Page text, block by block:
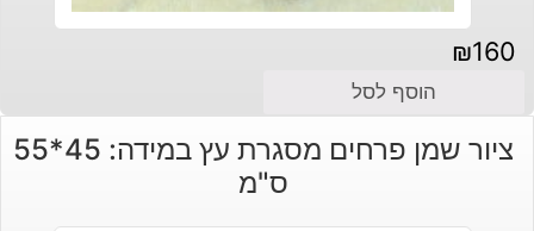
₪160
הוסף לסל
ציור שמן פרחים מסגרת עץ במידה: 45*55
ס"מ